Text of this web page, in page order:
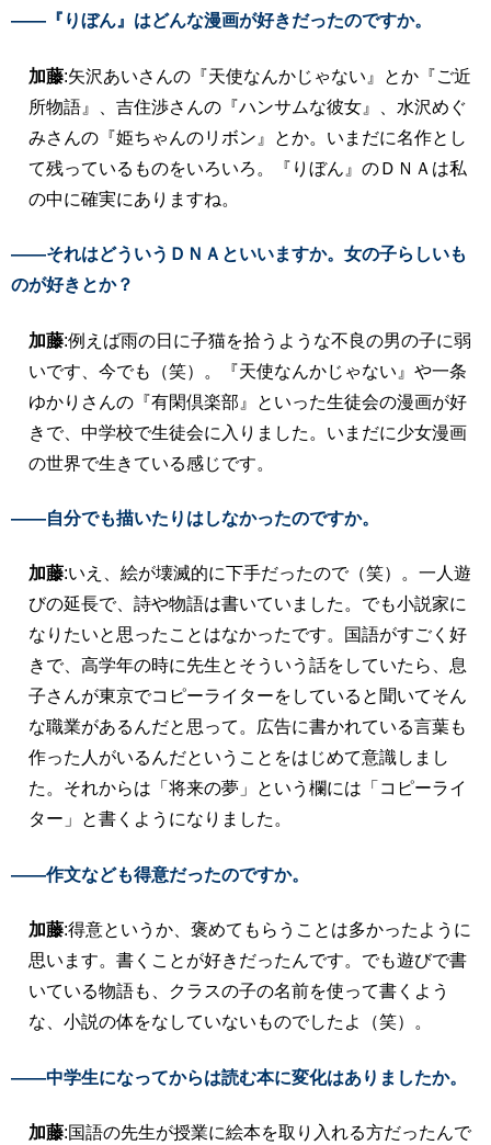
――『りぼん』はどんな漫画が好きだったのですか。
加藤:矢沢あいさんの『天使なんかじゃない』とか『ご近
所物語』、吉住渉さんの『ハンサムな彼女』、水沢めぐ
みさんの『姫ちゃんのリボン』とか。いまだに名作とし
て残っているものをいろいろ。『りぼん』のＤＮＡは私
の中に確実にありますね。
――それはどういうＤＮＡといいますか。女の子らしいも
のが好きとか？
加藤:例えば雨の日に子猫を拾うような不良の男の子に弱
いです、今でも（笑）。『天使なんかじゃない』や一条
ゆかりさんの『有閑倶楽部』といった生徒会の漫画が好
きで、中学校で生徒会に入りました。いまだに少女漫画
の世界で生きている感じです。
――自分でも描いたりはしなかったのですか。
加藤:いえ、絵が壊滅的に下手だったので（笑）。一人遊
びの延長で、詩や物語は書いていました。でも小説家に
なりたいと思ったことはなかったです。国語がすごく好
きで、高学年の時に先生とそういう話をしていたら、息
子さんが東京でコピーライターをしていると聞いてそん
な職業があるんだと思って。広告に書かれている言葉も
作った人がいるんだということをはじめて意識しまし
た。それからは「将来の夢」という欄には「コピーライ
ター」と書くようになりました。
――作文なども得意だったのですか。
加藤:得意というか、褒めてもらうことは多かったように
思います。書くことが好きだったんです。でも遊びで書
いている物語も、クラスの子の名前を使って書くよう
な、小説の体をなしていないものでしたよ（笑）。
――中学生になってからは読む本に変化はありましたか。
加藤:国語の先生が授業に絵本を取り入れる方だったんで